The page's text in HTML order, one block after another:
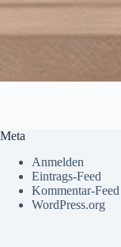
Meta
Anmelden
Eintrags-Feed
Kommentar-Feed
WordPress.org